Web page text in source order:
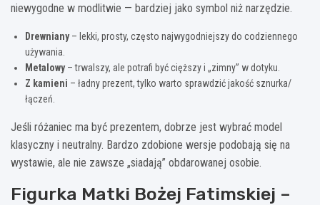
niewygodne w modlitwie — bardziej jako symbol niż narzędzie.
Drewniany– lekki, prosty, często najwygodniejszy do codziennego
używania.
Metalowy– trwalszy, ale potrafi być cięższy i „zimny” w dotyku.
Z kamieni – ładny prezent, tylko warto sprawdzić jakość sznurka/
łączeń.
Jeśli różaniec ma być prezentem, dobrze jest wybrać model
klasyczny i neutralny. Bardzo zdobione wersje podobają się na
wystawie, ale nie zawsze „siadają” obdarowanej osobie.
Figurka Matki Bożej Fatimskiej –